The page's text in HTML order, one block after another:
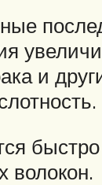
и
волокон.